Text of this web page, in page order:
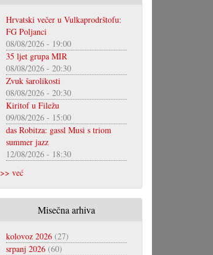
Hrvatski večer u Vulkaprodrštofu:
FG Poljanci
08/08/2026 - 19:00
35 ljet grupa MIR
08/08/2026 - 20:30
Zvuk šarolikosti
08/08/2026 - 20:30
Kiritof u Filežu
09/08/2026 - 15:00
das Robitza: gassl Musi s triom
summer jazz
12/08/2026 - 18:30
>> već
Misečna arhiva
kolovoz 2026(27)
srpanj 2026(60)